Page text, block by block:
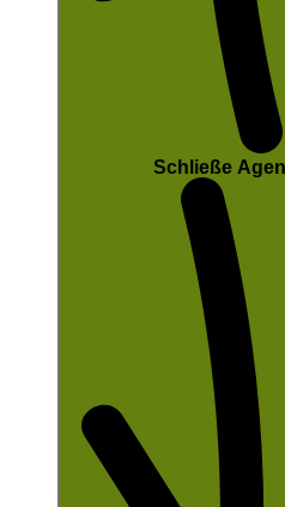
Schließe